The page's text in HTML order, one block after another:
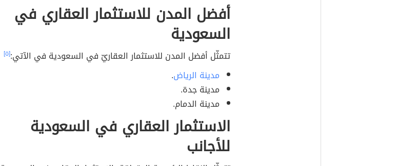
أفضل المدن للاستثمار العقاري في
السعودية
تتمثّل أفضل المدن للاستثمار العقاريّ في السعودية في الآتي:[٥]
مدينة الرياض.
مدينة جدة.
مدينة الدمام.
الاستثمار العقاري في السعودية
للأجانب